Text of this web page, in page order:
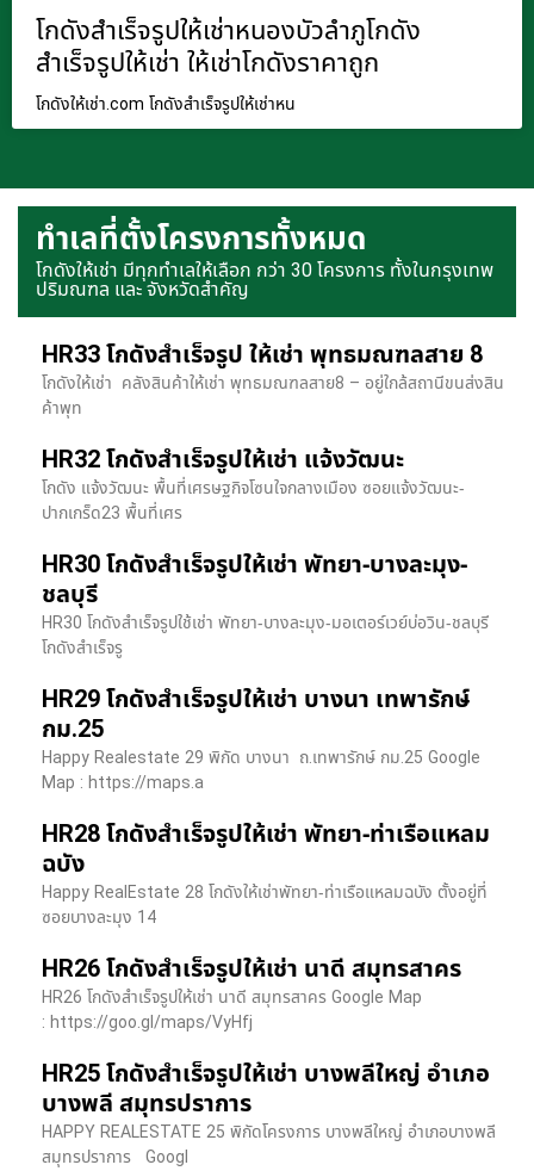
โกดังสำเร็จรูปให้เช่าหนองบัวลำภูโกดัง
สำเร็จรูปให้เช่า ให้เช่าโกดังราคาถูก
โกดังให้เช่า.com โกดังสำเร็จรูปให้เช่าหน
ทำเลที่ตั้งโครงการทั้งหมด
โกดังให้เช่า มีทุกทำเลให้เลือก กว่า 30 โครงการ ทั้งในกรุงเทพ
ปริมณฑล และ จังหวัดสำคัญ
HR33 โกดังสำเร็จรูป ให้เช่า พุทธมณฑลสาย 8
โกดังให้เช่า คลังสินค้าให้เช่า พุทธมณฑลสาย8 – อยู่ใกล้สถานีขนส่งสิน
ค้าพุท
HR32 โกดังสำเร็จรูปให้เช่า แจ้งวัฒนะ
โกดัง แจ้งวัฒนะ พื้นที่เศรษฐกิจโซนใจกลางเมือง ซอยแจ้งวัฒนะ-
ปากเกร็ด23 พื้นที่เศร
HR30 โกดังสำเร็จรูปให้เช่า พัทยา-บางละมุง-
ชลบุรี
HR30 โกดังสำเร็จรูปใช้เช่า พัทยา-บางละมุง-มอเตอร์เวย์บ่อวิน-ชลบุรี
โกดังสำเร็จรู
HR29 โกดังสำเร็จรูปให้เช่า บางนา เทพารักษ์
กม.25
Happy Realestate 29 พิกัด บางนา​ ถ.เทพารักษ์ กม.25 Google
Map : ​https://maps.a
HR28 โกดังสำเร็จรูปให้เช่า พัทยา-ท่าเรือแหลม
ฉบัง
Happy RealEstate 28 โกดังให้เช่าพัทยา-ท่าเรือแหลมฉบัง ตั้งอยู่ที่
ซอยบางละมุง 14
HR26 โกดังสำเร็จรูปให้เช่า นาดี สมุทรสาคร
HR26 โกดังสำเร็จรูปให้เช่า นาดี สมุทรสาคร Google Map
: https://goo.gl/maps/VyHfj
HR25 โกดังสำเร็จรูปให้เช่า บางพลีใหญ่ อำเภอ
บางพลี สมุทรปราการ
HAPPY REALESTATE 25 พิกัดโครงการ บางพลีใหญ่ อำเภอบางพลี
สมุทรปราการ Googl